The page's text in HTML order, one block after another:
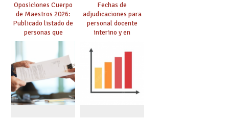
Oposiciones Cuerpo
de Maestros 2026:
Publicado listado de
personas que
adquieren nueva
especialidad
Fechas de
adjudicaciones para
personal docente
interino y en
debes saber